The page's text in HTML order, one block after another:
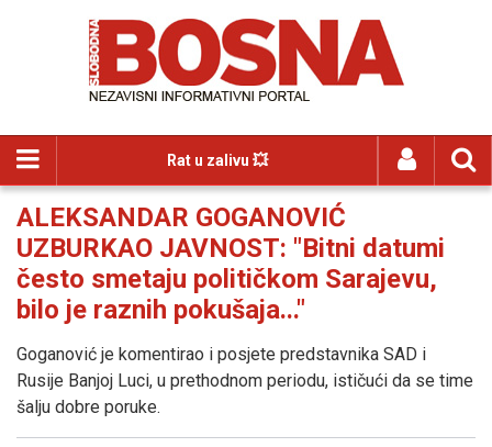
Rat u zalivu 💥
ALEKSANDAR GOGANOVIĆ
UZBURKAO JAVNOST: "Bitni datumi
često smetaju političkom Sarajevu,
bilo je raznih pokušaja..."
Goganović je komentirao i posjete predstavnika SAD i
Rusije Banjoj Luci, u prethodnom periodu, ističući da se time
šalju dobre poruke.